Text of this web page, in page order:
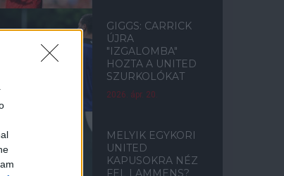
GIGGS: CARRICK
ÚJRA
"IZGALOMBA"
HOZTA A UNITED
SZURKOLÓKAT
2026. ápr. 20.
MELYIK EGYKORI
UNITED
KAPUSOKRA NÉZ
FEL LAMMENS?